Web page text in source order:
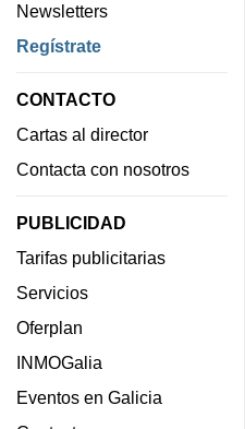
Newsletters
Regístrate
CONTACTO
Cartas al director
Contacta con nosotros
PUBLICIDAD
Tarifas publicitarias
Servicios
Oferplan
INMOGalia
Eventos en Galicia